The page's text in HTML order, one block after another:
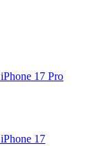
iPhone 17 Pro
iPhone 17